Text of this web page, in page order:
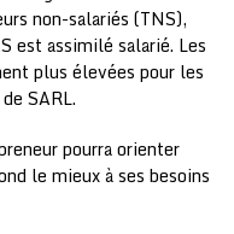
non-salariés (TNS),
est assimilé salarié. Les
plus élevées pour les
SARL.
pourra orienter
le mieux à ses besoins